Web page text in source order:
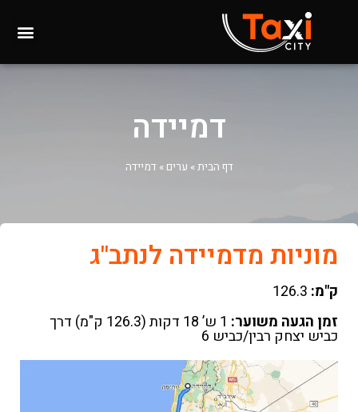
דמיידה
דף הבית» ערים »דמיידה
מוניות מדמיידה לנתב"ג
ק"מ: 126.3
זמן הגעה משוער:
1 ש’ 18 דקות (126.3 ק"מ) דרך
כביש יצחק רבין/כביש 6